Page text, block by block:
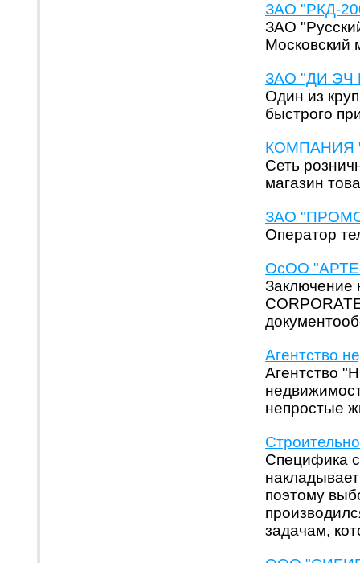
ЗАО "РКД-
ЗАО
Московский
ЗАО "ДИ ЭЧ
Один из
быстрого
КОМПАНИЯ
Сеть
магазин
ЗАО
Оператор
ОсОО
Заключение
Агентство
Агентство
непростые
Специфика
поэтому
задачам,